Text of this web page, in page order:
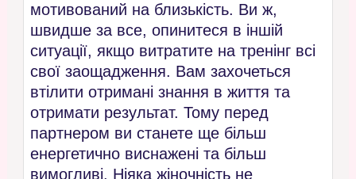
мотивований на близькість. Ви ж,
швидше за все, опинитеся в іншій
ситуації, якщо витратите на тренінг всі
свої заощадження. Вам захочеться
втілити отримані знання в життя та
отримати результат. Тому перед
партнером ви станете ще більш
енергетично виснажені та більш
вимогливі. Ніяка жіночність не